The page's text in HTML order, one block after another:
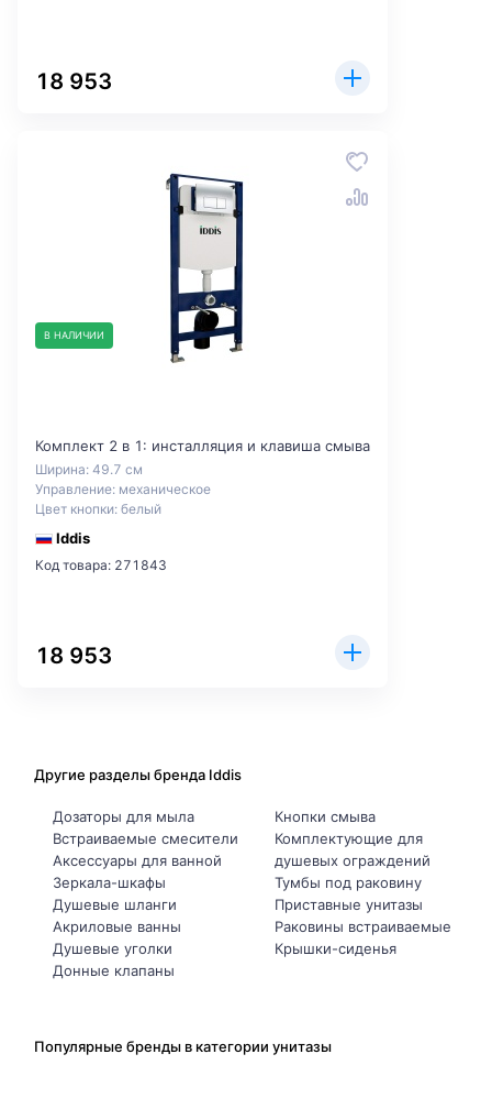
18 953
В НАЛИЧИИ
Комплект 2 в 1: инсталляция и клавиша смыва
Ширина: 49.7 см
Управление: механическое
Цвет кнопки: белый
Iddis
Код товара: 271843
18 953
Другие разделы бренда Iddis
Дозаторы для мыла
Встраиваемые смесители
Аксессуары для ванной
Зеркала-шкафы
Душевые шланги
Акриловые ванны
Душевые уголки
Донные клапаны
Кнопки смыва
Комплектующие для
душевых ограждений
Тумбы под раковину
Приставные унитазы
Раковины встраиваемые
Крышки-сиденья
Популярные бренды в категории унитазы